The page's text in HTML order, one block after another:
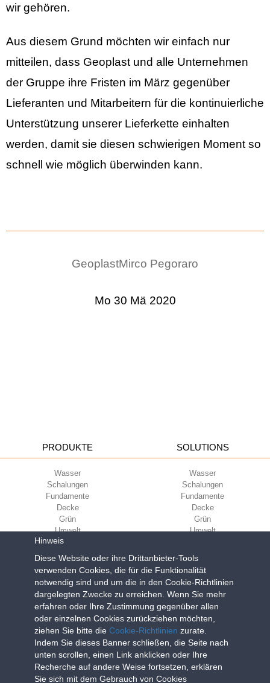
wir gehören.
Aus diesem Grund möchten wir einfach nur
mitteilen, dass Geoplast und alle Unternehmen
der Gruppe ihre Fristen im März gegenüber
Lieferanten und Mitarbeitern für die kontinuierliche
Unterstützung unserer Lieferkette einhalten
werden, damit sie diesen schwierigen Moment so
schnell wie möglich überwinden kann.
GeoplastMirco Pegoraro
Mo 30 Mä 2020
PRODUKTE
Wasser
Schalungen
Fundamente
Decke
Grün
Umwelt
Sport
SOLUTIONS
Wasser
Schalungen
Fundamente
Decke
Grün
Umwelt
UNTERNEHMEN
Nutzungsbedingungen
Verkaufsbedingungen
Über uns
Newsletter
ECOKOMPATIBILITÄT
Green Building Council
Geoplast S.p.A.| Via Martiri della Libertà, 6/8 - 35010 Grantorto (Padova)
ITALY - Tel +39 049 9490289 - info@geoplastglobal.com
Hinweis
Diese Website oder ihre Drittanbieter-Tools
verwenden Cookies, die für die Funktionalität
notwendig sind und um die in den Cookie-Richtlinien
dargelegten Zwecke zu erreichen. Wenn Sie mehr
erfahren oder Ihre Zustimmung gegenüber allen
oder einzelnen Cookies zurückziehen möchten,
ziehen Sie bitte die Cookie-Richtlinien zurate.
Indem Sie dieses Banner schließen, die Seite nach
unten scrollen, einen Link anklicken oder Ihre
Recherche auf andere Weise fortsetzen, erklären
Sie sich mit dem Gebrauch von Cookies